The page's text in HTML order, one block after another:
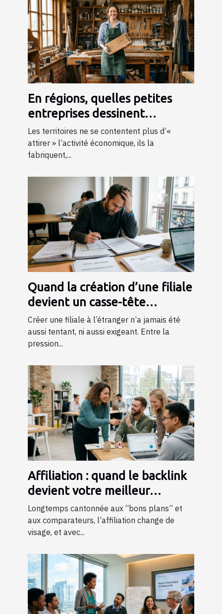
En régions, quelles petites
entreprises dessinent
l’économie de demain ?
Les territoires ne se contentent plus d’«
attirer » l’activité économique, ils la
fabriquent,...
Quand la création d’une filiale
devient un casse-tête
juridique et bancaire
Créer une filiale à l’étranger n’a jamais été
aussi tentant, ni aussi exigeant. Entre la
pression...
Affiliation : quand le backlink
devient votre meilleur
commercial
Longtemps cantonnée aux “bons plans” et
aux comparateurs, l’affiliation change de
visage, et avec...